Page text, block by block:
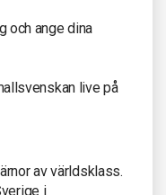
och ange dina
live på
av världsklass.
i